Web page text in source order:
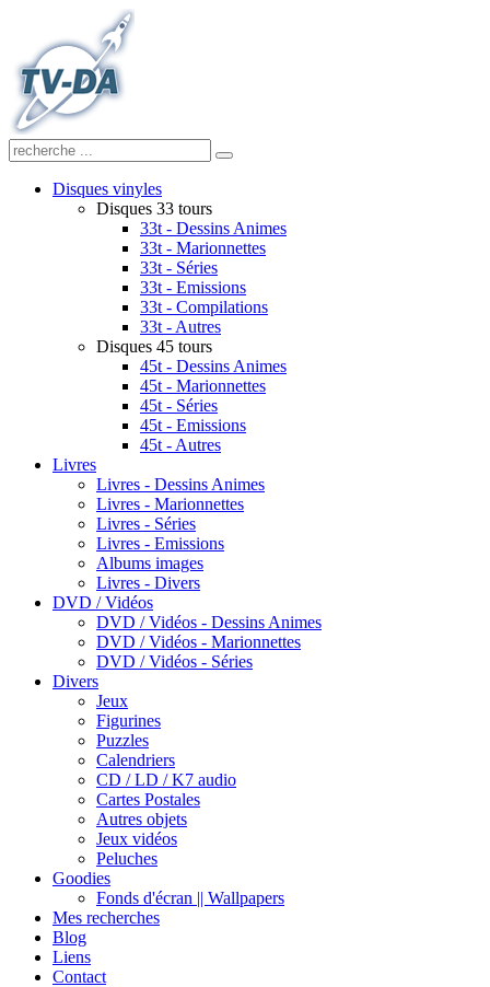
Disques vinyles
Disques 33 tours
33t - Dessins Animes
33t - Marionnettes
33t - Séries
33t - Emissions
33t - Compilations
33t - Autres
Disques 45 tours
45t - Dessins Animes
45t - Marionnettes
45t - Séries
45t - Emissions
45t - Autres
Livres
Livres - Dessins Animes
Livres - Marionnettes
Livres - Séries
Livres - Emissions
Albums images
Livres - Divers
DVD / Vidéos
DVD / Vidéos - Dessins Animes
DVD / Vidéos - Marionnettes
DVD / Vidéos - Séries
Divers
Jeux
Figurines
Puzzles
Calendriers
CD / LD / K7 audio
Cartes Postales
Autres objets
Jeux vidéos
Peluches
Goodies
Fonds d'écran || Wallpapers
Mes recherches
Blog
Liens
Contact